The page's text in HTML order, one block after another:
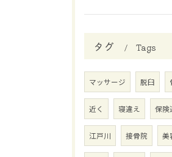
タグ Tags
マッサージ 脱臼
近く 寝違え 保険
江戸川 接骨院 美